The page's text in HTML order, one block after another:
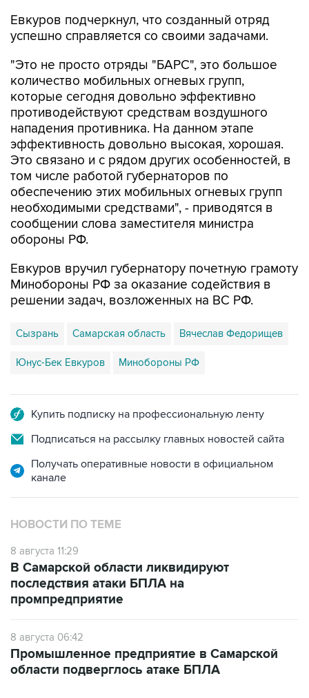
Евкуров подчеркнул, что созданный отряд
успешно справляется со своими задачами.
"Это не просто отряды "БАРС", это большое
количество мобильных огневых групп,
которые сегодня довольно эффективно
противодействуют средствам воздушного
нападения противника. На данном этапе
эффективность довольно высокая, хорошая.
Это связано и с рядом других особенностей, в
том числе работой губернаторов по
обеспечению этих мобильных огневых групп
необходимыми средствами", - приводятся в
сообщении слова заместителя министра
обороны РФ.
Евкуров вручил губернатору почетную грамоту
Минобороны РФ за оказание содействия в
решении задач, возложенных на ВС РФ.
Сызрань Самарская область Вячеслав Федорищев
Юнус-Бек Евкуров Минобороны РФ
Купить подписку на профессиональную ленту
Подписаться на рассылку главных новостей сайта
Получать оперативные новости в официальном
канале
НОВОСТИ ПО ТЕМЕ
8 августа 11:29
В Самарской области ликвидируют
последствия атаки БПЛА на
промпредприятие
8 августа 06:42
Промышленное предприятие в Самарской
области подверглось атаке БПЛА